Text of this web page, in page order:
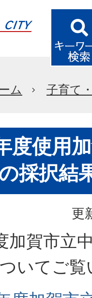
ム 子育て
度使用
採択結
更
加賀市立
いてご